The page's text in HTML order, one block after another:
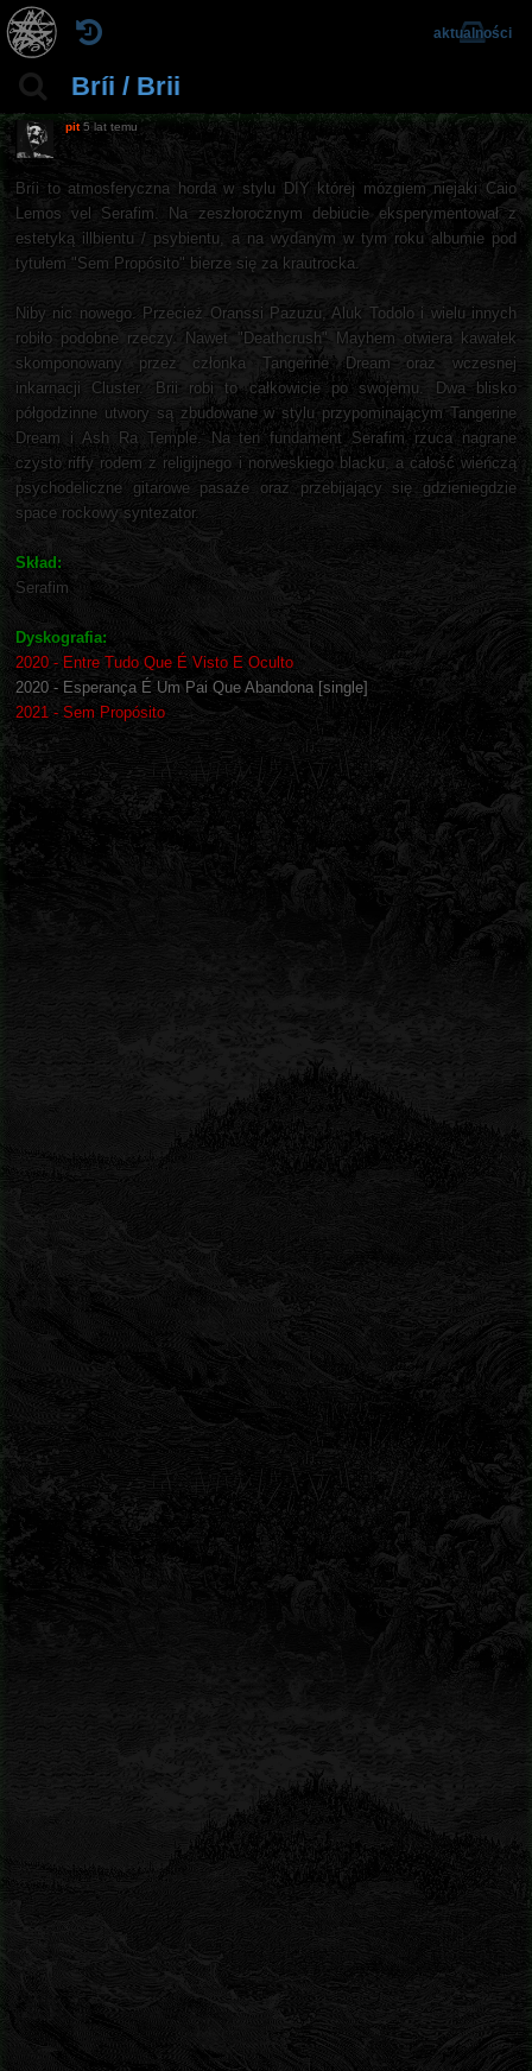
Bríi / Brii
aktualności
pit 5 lat temu
Bríi to atmosferyczna horda w stylu DIY której mózgiem niejaki Caio
Lemos vel Serafim. Na zeszłorocznym debiucie eksperymentował z
estetyką illbientu / psybientu, a na wydanym w tym roku albumie pod
tytułem "Sem Propósito" bierze się za krautrocka.
Niby nic nowego. Przecież Oranssi Pazuzu, Aluk Todolo i wielu innych
robiło podobne rzeczy. Nawet "Deathcrush" Mayhem otwiera kawałek
skomponowany przez członka Tangerine Dream oraz wczesnej
inkarnacji Cluster. Brii robi to całkowicie po swojemu. Dwa blisko
półgodzinne utwory są zbudowane w stylu przypominającym Tangerine
Dream i Ash Ra Temple. Na ten fundament Serafim rzuca nagrane
czysto riffy rodem z religijnego i norweskiego blacku, a całość wieńczą
psychodeliczne gitarowe pasaże oraz przebijający się gdzieniegdzie
space rockowy syntezator.
Skład:
Serafim
Dyskografia:
2020 - Entre Tudo Que É Visto E Oculto
2020 - Esperança É Um Pai Que Abandona [single]
2021 - Sem Propósito